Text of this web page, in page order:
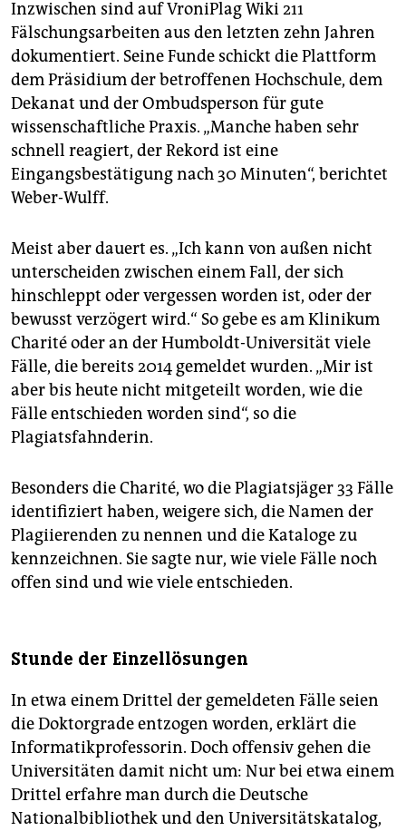
Inzwischen sind auf VroniPlag Wiki 211
Fälschungsarbeiten aus den letzten zehn Jahren
dokumentiert. Seine Funde schickt die Plattform
dem Präsidium der betroffenen Hochschule, dem
Dekanat und der Ombudsperson für gute
wissenschaftliche Praxis. „Manche haben sehr
schnell reagiert, der Rekord ist eine
Eingangsbestätigung nach 30 Minuten“, berichtet
Weber-Wulff.
Meist aber dauert es. „Ich kann von außen nicht
unterscheiden zwischen einem Fall, der sich
hinschleppt oder vergessen worden ist, oder der
bewusst verzögert wird.“ So gebe es am Klinikum
Charité oder an der Humboldt-Universität viele
Fälle, die bereits 2014 gemeldet wurden. „Mir ist
aber bis heute nicht mitgeteilt worden, wie die
Fälle entschieden worden sind“, so die
Plagiatsfahnderin.
Besonders die Charité, wo die Plagiatsjäger 33 Fälle
identifiziert haben, weigere sich, die Namen der
Plagiierenden zu nennen und die Kataloge zu
kennzeichnen. Sie sagte nur, wie viele Fälle noch
offen sind und wie viele entschieden.
Stunde der Einzellösungen
In etwa einem Drittel der gemeldeten Fälle seien
die Doktorgrade entzogen worden, erklärt die
Informatikprofessorin. Doch offensiv gehen die
Universitäten damit nicht um: Nur bei etwa einem
Drittel erfahre man durch die Deutsche
Nationalbibliothek und den Universitätskatalog,